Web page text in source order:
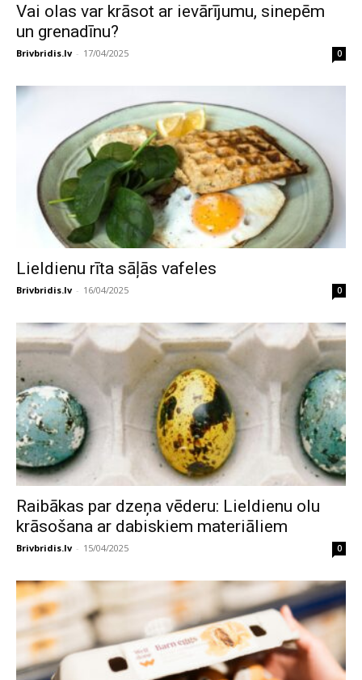
Vai olas var krāsot ar ievārījumu, sinepēm
un grenadīnu?
Brivbridis.lv - 17/04/2025 0
Lieldienu rīta sāļās vafeles
Brivbridis.lv - 16/04/2025 0
Raibākas par dzeņa vēderu: Lieldienu olu
krāsošana ar dabiskiem materiāliem
Brivbridis.lv - 15/04/2025 0